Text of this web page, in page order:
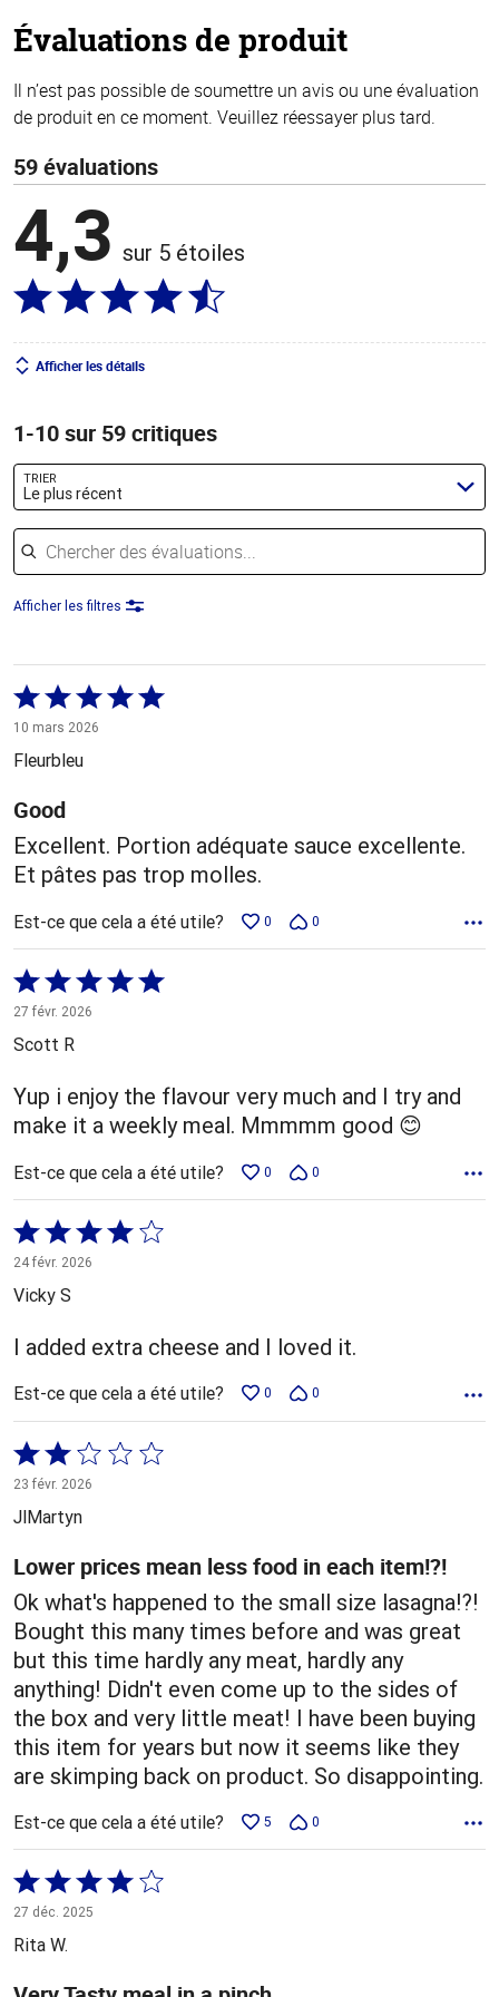
Évaluations de produit
Il n’est pas possible de soumettre un avis ou une évaluation
de produit en ce moment. Veuillez réessayer plus tard.
59 évaluations
4,3 sur 5 étoiles
Afficher les détails
1-10 sur 59 critiques
TRIER
Le plus récent
Chercher des évaluations
Afficher les filtres
Coté
5 sur
5
10 mars 2026
Fleurbleu
Good
Excellent. Portion adéquate sauce excellente.
Et pâtes pas trop molles.
Est-ce que cela a été utile? 0 0
Coté
5 sur
5
27 févr. 2026
Scott R
Yup i enjoy the flavour very much and I try and
make it a weekly meal. Mmmmm good 😊
Est-ce que cela a été utile? 0 0
Coté
4 sur
5
24 févr. 2026
Vicky S
I added extra cheese and I loved it.
Est-ce que cela a été utile? 0 0
Coté
2 sur
5
23 févr. 2026
JlMartyn
Lower prices mean less food in each item!?!
Ok what's happened to the small size lasagna!?!
Bought this many times before and was great
but this time hardly any meat, hardly any
anything! Didn't even come up to the sides of
the box and very little meat! I have been buying
this item for years but now it seems like they
are skimping back on product. So disappointing.
Est-ce que cela a été utile? 5 0
Coté
4 sur
5
27 déc. 2025
Rita W.